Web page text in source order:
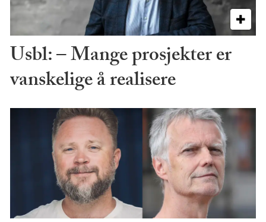
Usbl: – Mange prosjekter er
vanskelige å realisere